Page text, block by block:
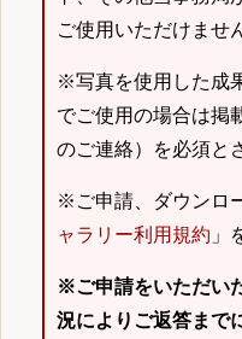
ご使用いただけませ
※写真を使用した成
でご使用の場合は掲
のご連絡）を必須と
※ご申請、ダウンロ
ャラリー利用規約 」
※ご申請をいただい
況によりご返答まで